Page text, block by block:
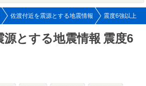
佐渡付近を震源とする地震情報 震度6強以上
源とする地震情報 震度6